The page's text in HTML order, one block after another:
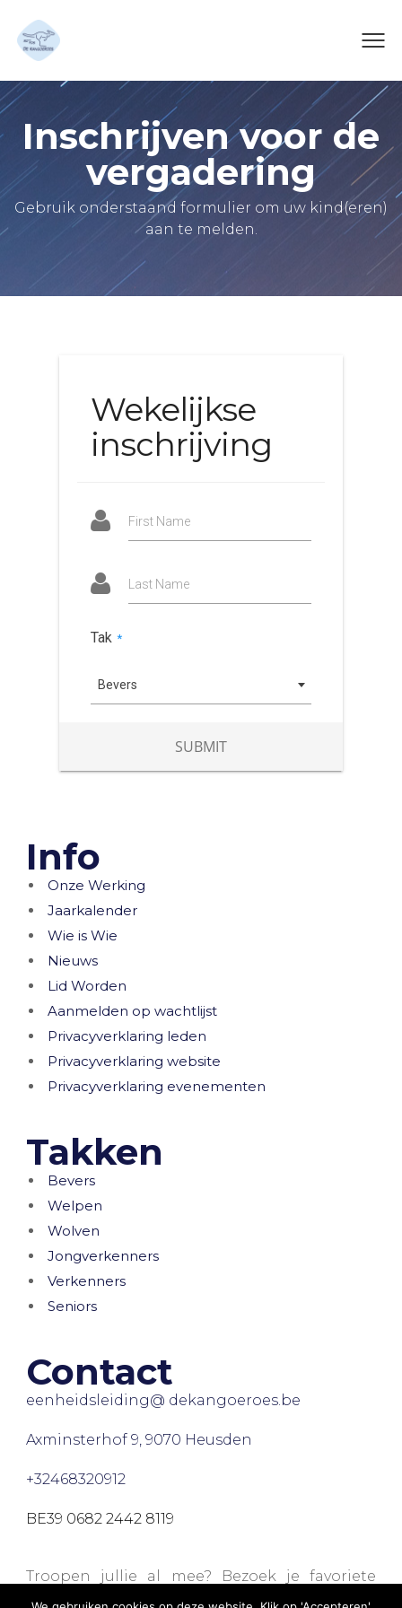
Inschrijven voor de
vergadering
Gebruik onderstaand formulier om uw kind(eren)
aan te melden.
Wekelijkse
inschrijving
First Name
Last Name
Tak *
Bevers
SUBMIT
Info
Onze Werking
Jaarkalender
Wie is Wie
Nieuws
Lid Worden
Aanmelden op wachtlijst
Privacyverklaring leden
Privacyverklaring website
Privacyverklaring evenementen
Takken
Bevers
Welpen
Wolven
Jongverkenners
Verkenners
Seniors
Contact
eenheidsleiding@ dekangoeroes.be
Axminsterhof 9, 9070 Heusden
+32468320912
BE39 0682 2442 8119
Troopen jullie al mee? Bezoek je favoriete
webshops via onze Trooperpagina en steun